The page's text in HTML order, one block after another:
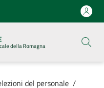
della Romagna
del personale /